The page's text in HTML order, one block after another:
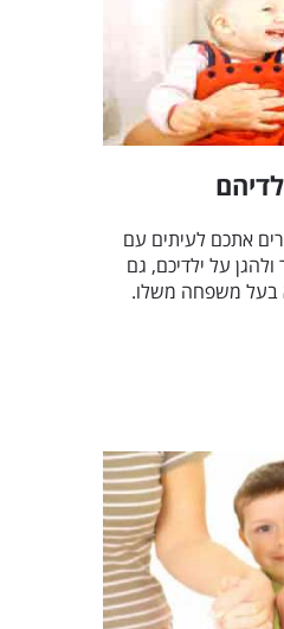
אתכם לעיתים עם
על ילדיכם, גם
בעל משפחה משלו.